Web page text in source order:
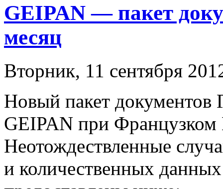
GEIPAN — пакет
месяц
Вторник, 11 сентября
Новый пакет документов
GEIPAN при Французком
Неотождествленные
и количественных